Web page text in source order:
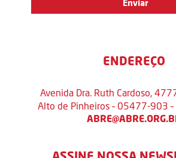
ENDEREÇO
Avenida Dra. Ruth Cardoso,
Alto de Pinheiros – 05477-903 –